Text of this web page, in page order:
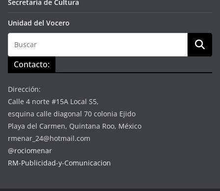
Secretaria de Cultura
Unidad del Vocero
Contacto:
Dirección:
Calle 4 norte #15A Local S5,
esquina calle diagonal 70 colonia Ejido
Playa del Carmen, Quintana Roo, México
rmenar_24@hotmail.com
@rociomenar
RM-Publicidad-y-Comunicacion